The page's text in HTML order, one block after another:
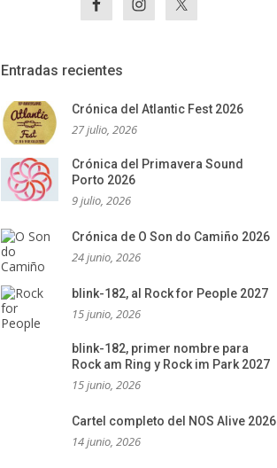
Entradas recientes
Crónica del Atlantic Fest 2026
27 julio, 2026
Crónica del Primavera Sound
Porto 2026
9 julio, 2026
Crónica de O Son do Camiño 2026
24 junio, 2026
blink-182, al Rock for People 2027
15 junio, 2026
blink-182, primer nombre para
Rock am Ring y Rock im Park 2027
15 junio, 2026
Cartel completo del NOS Alive 2026
14 junio, 2026